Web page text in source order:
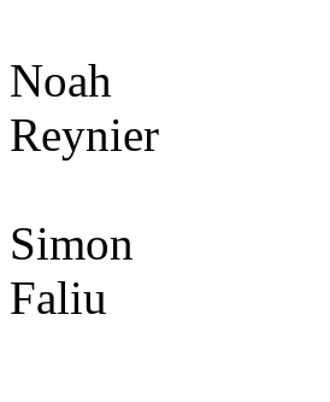
Noah
Reynier
Simon
Faliu